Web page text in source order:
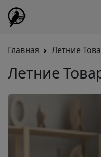
Главная Летние
Летние